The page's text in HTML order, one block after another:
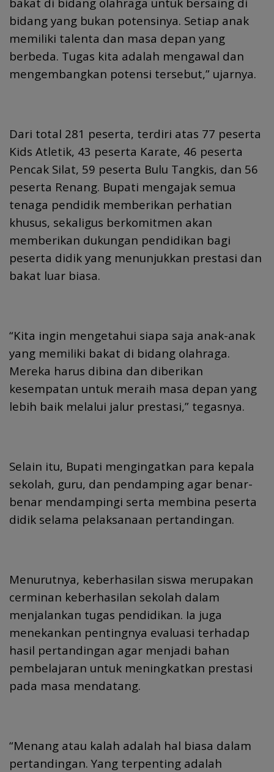
bidang yang bukan potensinya. Setiap anak
memiliki talenta dan masa depan yang
berbeda. Tugas kita adalah mengawal dan
mengembangkan potensi tersebut,” ujarnya.
Dari total 281 peserta, terdiri atas 77 peserta
Kids Atletik, 43 peserta Karate, 46 peserta
Pencak Silat, 59 peserta Bulu Tangkis, dan 56
peserta Renang. Bupati mengajak semua
tenaga pendidik memberikan perhatian
khusus, sekaligus berkomitmen akan
memberikan dukungan pendidikan bagi
peserta didik yang menunjukkan prestasi dan
bakat luar biasa.
“Kita ingin mengetahui siapa saja anak-anak
yang memiliki bakat di bidang olahraga.
Mereka harus dibina dan diberikan
kesempatan untuk meraih masa depan yang
lebih baik melalui jalur prestasi,” tegasnya.
Selain itu, Bupati mengingatkan para kepala
sekolah, guru, dan pendamping agar benar-
benar mendampingi serta membina peserta
didik selama pelaksanaan pertandingan.
Menurutnya, keberhasilan siswa merupakan
cerminan keberhasilan sekolah dalam
menjalankan tugas pendidikan. Ia juga
menekankan pentingnya evaluasi terhadap
hasil pertandingan agar menjadi bahan
pembelajaran untuk meningkatkan prestasi
pada masa mendatang.
“Menang atau kalah adalah hal biasa dalam
pertandingan. Yang terpenting adalah